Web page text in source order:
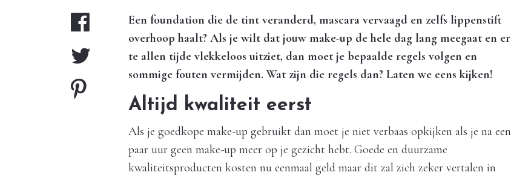
Een foundation die de tint veranderd, mascara vervaagd en zelfs lippenstift
overhoop haalt? Als je wilt dat jouw make-up de hele dag lang meegaat en er
te allen tijde vlekkeloos uitziet, dan moet je bepaalde regels volgen en
sommige fouten vermijden. Wat zijn die regels dan? Laten we eens kijken!
Altijd kwaliteit eerst
Als je goedkope make-up gebruikt dan moet je niet verbaas opkijken als je na een
paar uur geen make-up meer op je gezicht hebt. Goede en duurzame
kwaliteitsproducten kosten nu eenmaal geld maar dit zal zich zeker vertalen in